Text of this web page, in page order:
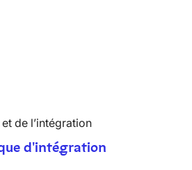
de l’intégration
d'intégration